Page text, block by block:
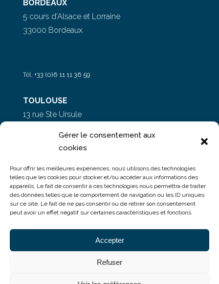
Gérer le consentement aux
cookies
Pour offrir les meilleures expériences, nous utilisons des technologies
telles que les cookies pour stocker et/ou accéder aux informations des
appareils. Le fait de consentir à ces technologies nous permettra de traiter
des données telles que le comportement de navigation ou les ID uniques
sur ce site. Le fait de ne pas consentir ou de retirer son consentement
peut avoir un effet négatif sur certaines caractéristiques et fonctions.
Accepter
Refuser
BORDEAUX
5 cours d’Alsace et Lorraine
33000 Bordeaux
Tél.+33 (0)6 11 11 36 59
TOULOUSE
13 rue Ste Ursule
5 rue du Colonel Moll
75017 Paris